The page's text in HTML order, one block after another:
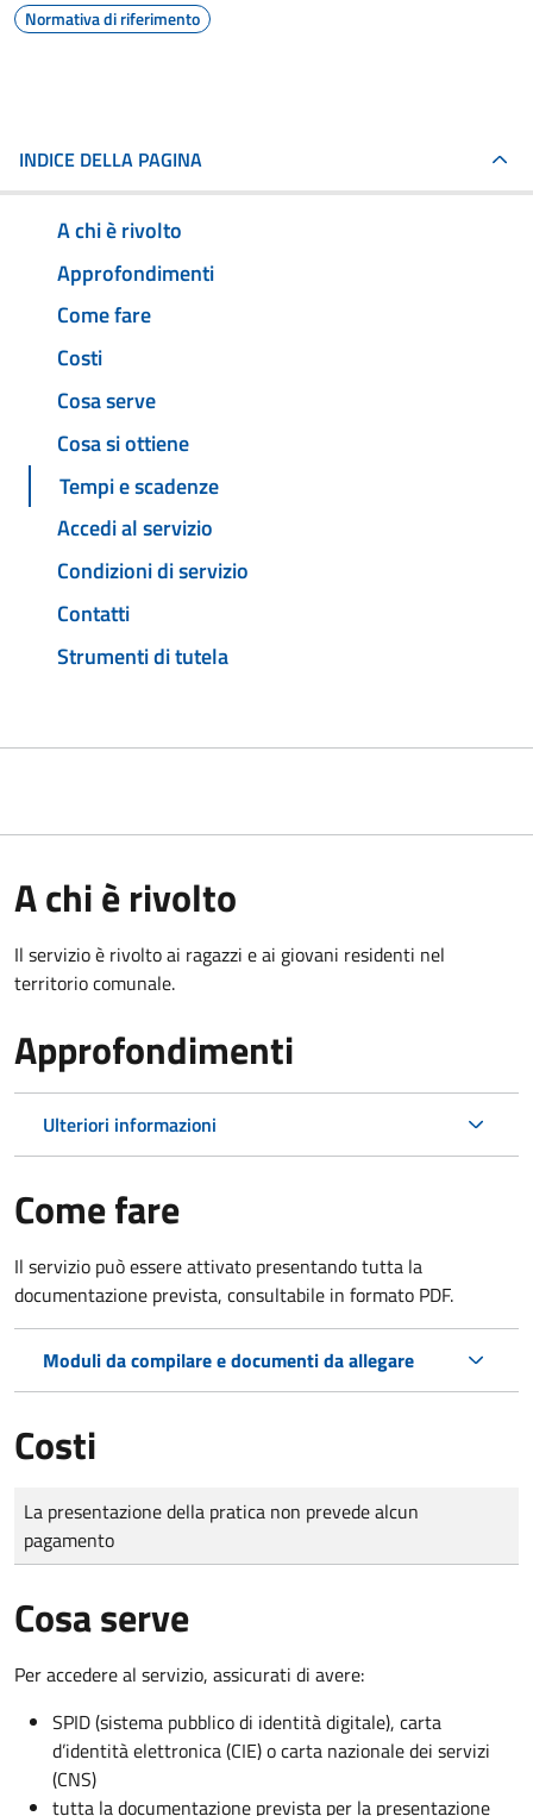
Normativa di riferimento
INDICE DELLA PAGINA
A chi è rivolto
Approfondimenti
Come fare
Costi
Cosa serve
Cosa si ottiene
Tempi e scadenze
Accedi al servizio
Condizioni di servizio
Contatti
Strumenti di tutela
A chi è rivolto
Il servizio è rivolto ai ragazzi e ai giovani residenti nel
territorio comunale.
Approfondimenti
Ulteriori informazioni
Come fare
Il servizio può essere attivato presentando tutta la
documentazione prevista, consultabile in formato PDF.
Moduli da compilare e documenti da allegare
Costi
Tipo di pagamento
Importo
La presentazione della pratica non prevede alcun
pagamento
Cosa serve
Per accedere al servizio, assicurati di avere:
SPID (sistema pubblico di identità digitale), carta
d’identità elettronica (CIE) o carta nazionale dei servizi
(CNS)
tutta la documentazione prevista per la presentazione